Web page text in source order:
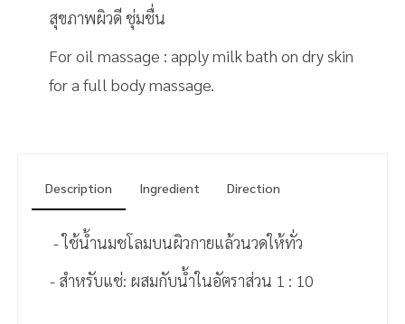
สุขภาพผิวดี ชุ่มชื่น
For oil massage : apply milk bath on dry skin
for a full body massage.
Description Ingredient Direction
- ใช้น้ำนมชโลมบนผิวกายแล้วนวดให้ทั่ว
- สำหรับแช่: ผสมกับน้ำในอัตราส่วน 1 : 10